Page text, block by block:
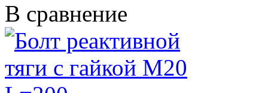
В сравнение